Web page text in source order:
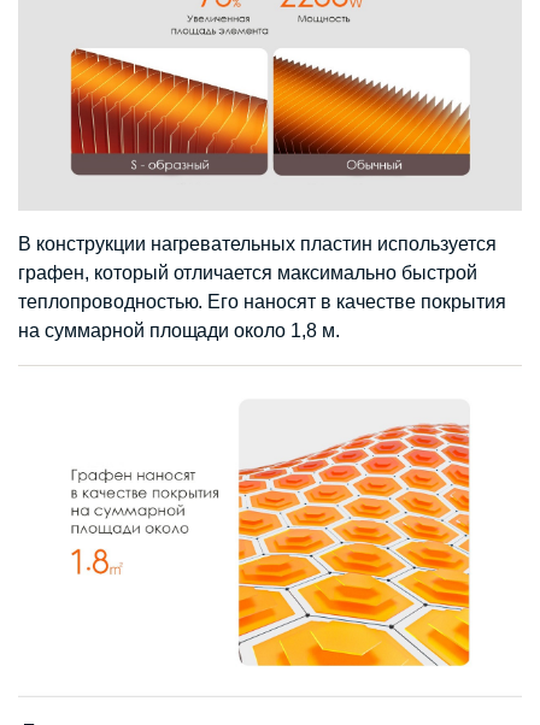
В конструкции нагревательных пластин используется
графен, который отличается максимально быстрой
теплопроводностью. Его наносят в качестве покрытия
на суммарной площади около 1,8 м.